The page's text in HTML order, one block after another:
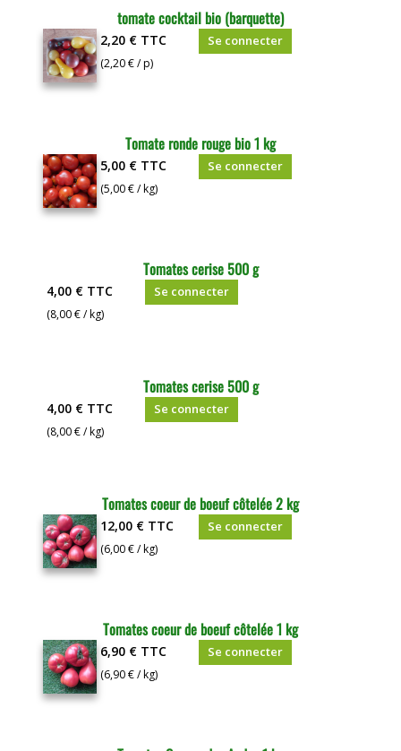
tomate cocktail bio (barquette)
2,20 € TTC
(2,20 € / p)
Se connecter
Tomate ronde rouge bio 1 kg
5,00 € TTC
(5,00 € / kg)
Se connecter
Tomates cerise 500 g
4,00 € TTC
(8,00 € / kg)
Se connecter
Tomates cerise 500 g
4,00 € TTC
(8,00 € / kg)
Se connecter
Tomates coeur de boeuf côtelée 2 kg
12,00 € TTC
(6,00 € / kg)
Se connecter
Tomates coeur de boeuf côtelée 1 kg
6,90 € TTC
(6,90 € / kg)
Se connecter